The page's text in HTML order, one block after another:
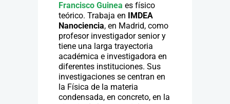
Francisco Guinea es físico
teórico. Trabaja en IMDEA
Nanociencia, en Madrid, como
profesor investigador senior y
tiene una larga trayectoria
académica e investigadora en
diferentes instituciones. Sus
investigaciones se centran en
la Física de la materia
condensada, en concreto, en la